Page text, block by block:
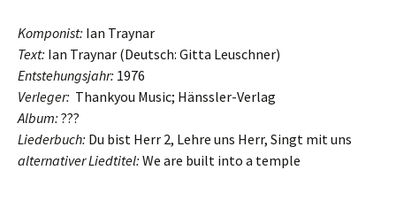
Komponist: Ian Traynar
Text: Ian Traynar (Deutsch: Gitta Leuschner)
Entstehungsjahr: 1976
Verleger: Thankyou Music; Hänssler-Verlag
Album: ???
Liederbuch: Du bist Herr 2, Lehre uns Herr, Singt mit uns
alternativer Liedtitel: We are built into a temple